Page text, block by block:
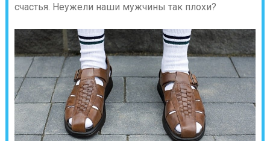
счастья. Неужели наши мужчины так плохи?